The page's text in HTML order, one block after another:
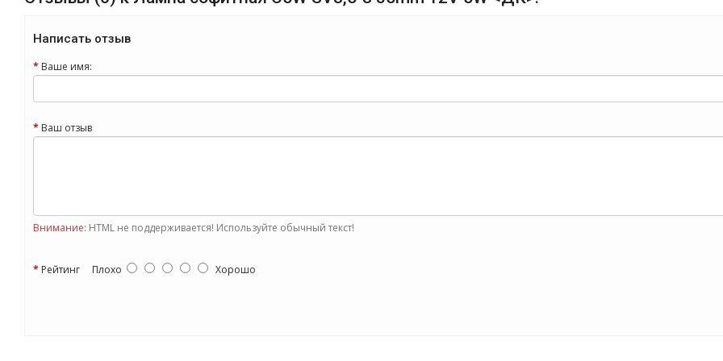
Написать отзыв
Ваше имя:
Ваш отзыв
Внимание: HTML не поддерживается! Используйте обычный текст!
Рейтинг Плохо Хорошо